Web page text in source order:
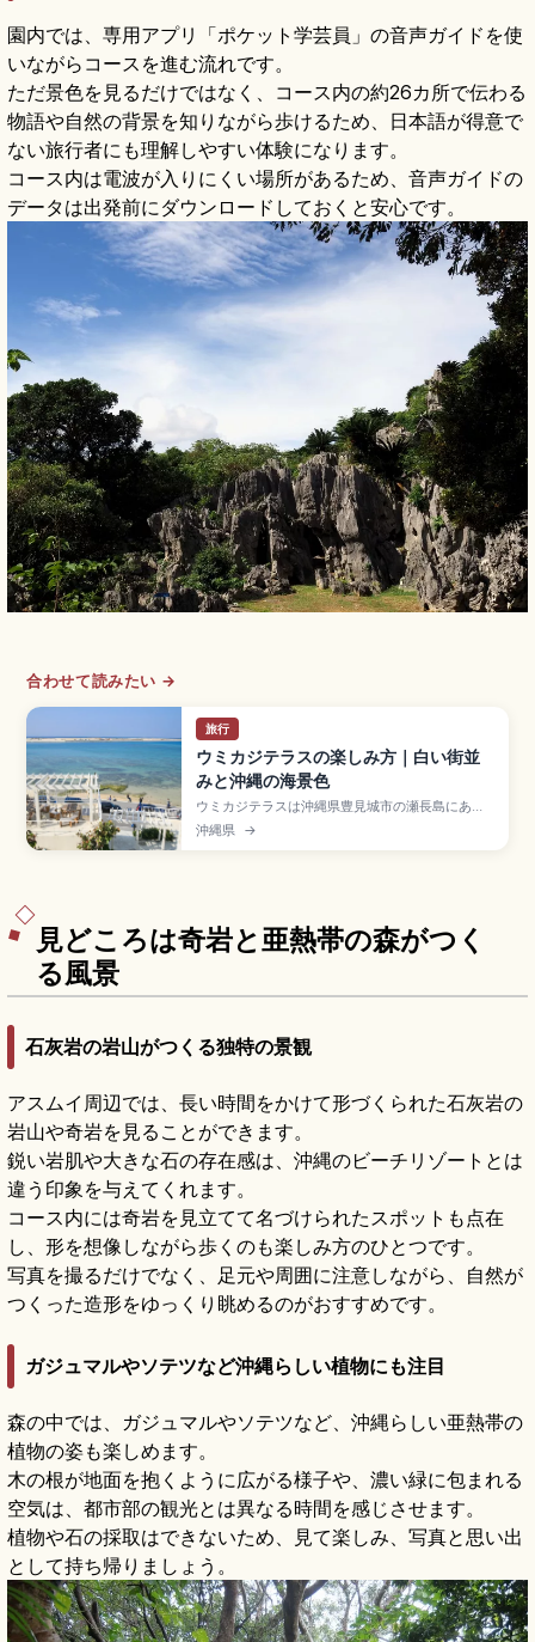
園内では、専用アプリ「ポケット学芸員」の音声ガイドを使
いながらコースを進む流れです。
ただ景色を見るだけではなく、コース内の約26カ所で伝わる
物語や自然の背景を知りながら歩けるため、日本語が得意で
ない旅行者にも理解しやすい体験になります。
コース内は電波が入りにくい場所があるため、音声ガイドの
データは出発前にダウンロードしておくと安心です。
合わせて読みたい →
旅行
ウミカジテラスの楽しみ方｜白い街並
みと沖縄の海景色
ウミカジテラスは沖縄県豊見城市の瀬長島にある
白壁が美しいリゾート商業施設で、那覇空港から
車で約15分。地中海リゾートのような白い建物が
沖縄県 →
見どころは奇岩と亜熱帯の森がつく
る風景
石灰岩の岩山がつくる独特の景観
アスムイ周辺では、長い時間をかけて形づくられた石灰岩の
岩山や奇岩を見ることができます。
鋭い岩肌や大きな石の存在感は、沖縄のビーチリゾートとは
違う印象を与えてくれます。
コース内には奇岩を見立てて名づけられたスポットも点在
し、形を想像しながら歩くのも楽しみ方のひとつです。
写真を撮るだけでなく、足元や周囲に注意しながら、自然が
つくった造形をゆっくり眺めるのがおすすめです。
ガジュマルやソテツなど沖縄らしい植物にも注目
森の中では、ガジュマルやソテツなど、沖縄らしい亜熱帯の
植物の姿も楽しめます。
木の根が地面を抱くように広がる様子や、濃い緑に包まれる
空気は、都市部の観光とは異なる時間を感じさせます。
植物や石の採取はできないため、見て楽しみ、写真と思い出
として持ち帰りましょう。